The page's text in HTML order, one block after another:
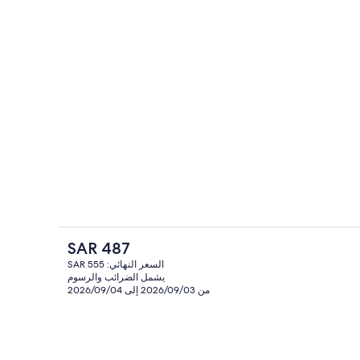
من طراز فريتي وأغطية فراش متميزة وألحفة محشوة بالريش
مدخل المنشأة
السعر
الحالي
هو
SAR
SAR 487
السعر النهائي: SAR 555
يشمل الضرائب والرسوم
من 2026/09/03 إلى 2026/09/04